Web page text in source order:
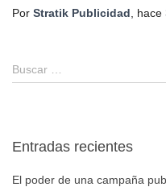
Por Stratik Publicidad , hace
Buscar …
Entradas recientes
El poder de una campaña